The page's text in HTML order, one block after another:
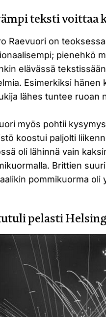
teksti voittaa
Raevuori on
pienehkö
elävässä
Esimerkiksi hänen
lähes tuntee ruoan
myös pohtii
koostui paljolti
oli lähinnä vain
Brittien
pommikuorma oli
pelasti